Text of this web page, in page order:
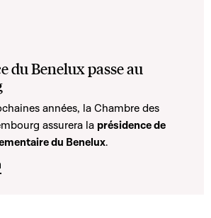
du Benelux passe au
années, la Chambre des
assurera la présidence de
du Benelux.